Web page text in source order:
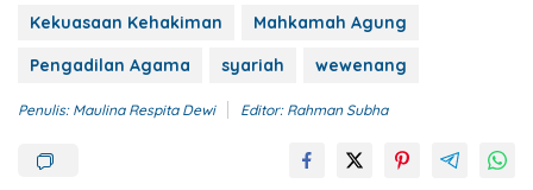
Kekuasaan Kehakiman
Mahkamah Agung
Pengadilan Agama
syariah wewenang
Penulis: Maulina Respita Dewi Editor: Rahman Subha